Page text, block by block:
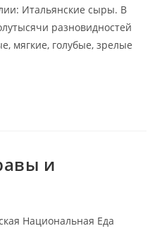
Итальянские сыры. В
разновидностей
мягкие, голубые, зрелые
и
Национальная Еда